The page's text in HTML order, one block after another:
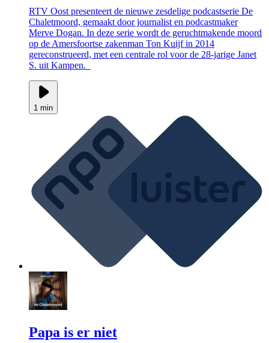
RTV Oost presenteert de nieuwe zesdelige podcastserie De
Chaletmoord, gemaakt door journalist en podcastmaker
Merve Dogan. In deze serie wordt de geruchtmakende moord
op de Amersfoortse zakenman Ton Kuijf in 2014
gereconstrueerd, met een centrale rol voor de 28-jarige Janet
S. uit Kampen.
1 min
Papa is er niet